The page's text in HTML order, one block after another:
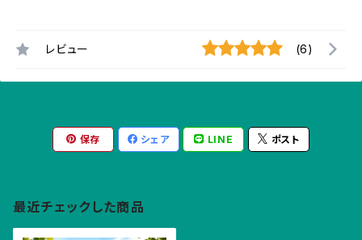
レビュー (6)
保存 シェア LINE ポスト
最近チェックした商品